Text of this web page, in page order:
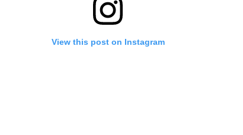
View this post on Instagram